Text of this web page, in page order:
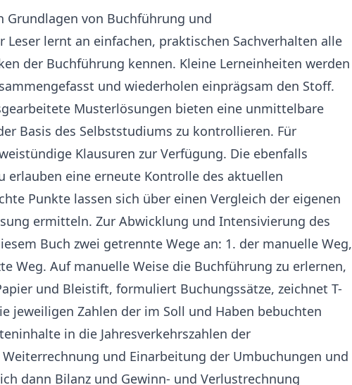
Grundlagen von Buchführung und
Leser lernt an einfachen, praktischen Sachverhalten alle
der Buchführung kennen. Kleine Lerneinheiten werden
und wiederholen einprägsam den Stoff.
Musterlösungen bieten eine unmittelbare
Basis des Selbststudiums zu kontrollieren. Für
Klausuren zur Verfügung. Die ebenfalls
erlauben eine erneute Kontrolle des aktuellen
Punkte lassen sich über einen Vergleich der eigenen
ermitteln. Zur Abwicklung und Intensivierung des
Buch zwei getrennte Wege an: 1. der manuelle Weg,
Weg. Auf manuelle Weise die Buchführung zu erlernen,
und Bleistift, formuliert Buchungssätze, zeichnet T-
jeweiligen Zahlen der im Soll und Haben bebuchten
in die Jahresverkehrszahlen der
und Einarbeitung der Umbuchungen und
dann Bilanz und Gewinn- und Verlustrechnung